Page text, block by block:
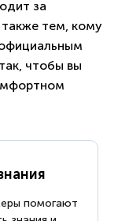
за
тем, кому
чтобы вы
помогают